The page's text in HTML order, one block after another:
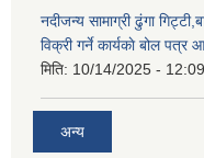
नदीजन्य सामाग्री ढुंगा
विक्री गर्ने कार्यकाे बोल पत्र
मिति: 10/14/2025 - 12:09
अन्य